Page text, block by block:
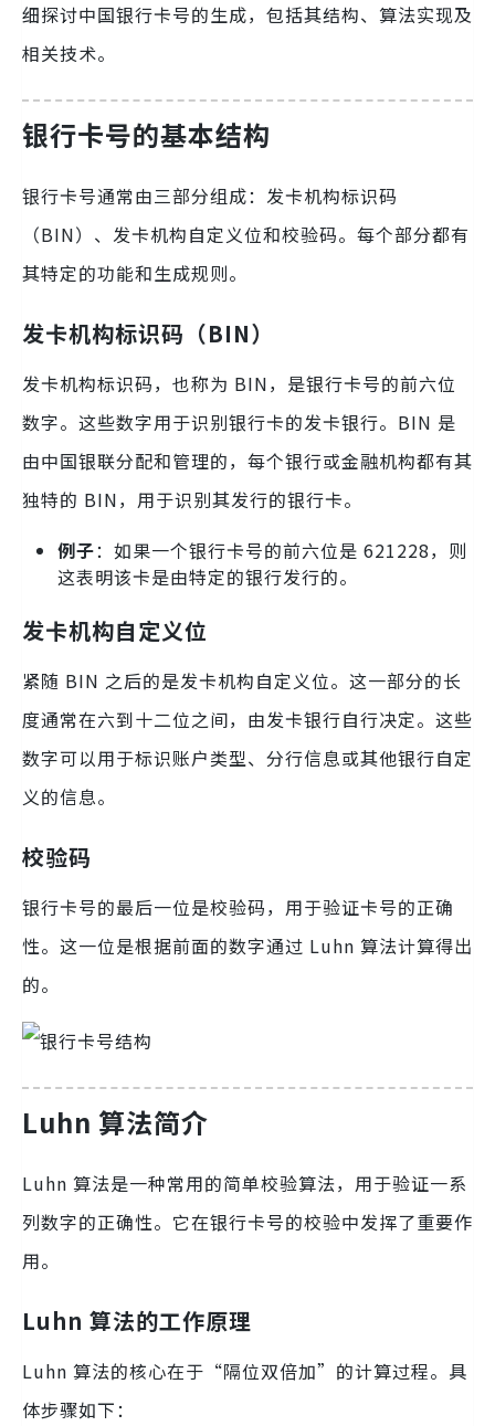
细探讨中国银行卡号的生成，包括其结构、算法实现及
相关技术。
银行卡号的基本结构
银行卡号通常由三部分组成：发卡机构标识码
（BIN）、发卡机构自定义位和校验码。每个部分都有
其特定的功能和生成规则。
发卡机构标识码（BIN）
发卡机构标识码，也称为 BIN，是银行卡号的前六位
数字。这些数字用于识别银行卡的发卡银行。BIN 是
由中国银联分配和管理的，每个银行或金融机构都有其
独特的 BIN，用于识别其发行的银行卡。
例子：如果一个银行卡号的前六位是 621228，则
这表明该卡是由特定的银行发行的。
发卡机构自定义位
紧随 BIN 之后的是发卡机构自定义位。这一部分的长
度通常在六到十二位之间，由发卡银行自行决定。这些
数字可以用于标识账户类型、分行信息或其他银行自定
义的信息。
校验码
银行卡号的最后一位是校验码，用于验证卡号的正确
性。这一位是根据前面的数字通过 Luhn 算法计算得出
的。
Luhn 算法简介
Luhn 算法是一种常用的简单校验算法，用于验证一系
列数字的正确性。它在银行卡号的校验中发挥了重要作
用。
Luhn 算法的工作原理
Luhn 算法的核心在于“隔位双倍加”的计算过程。具
体步骤如下：